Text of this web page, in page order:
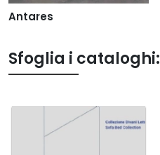
Antares
Sfoglia i cataloghi: